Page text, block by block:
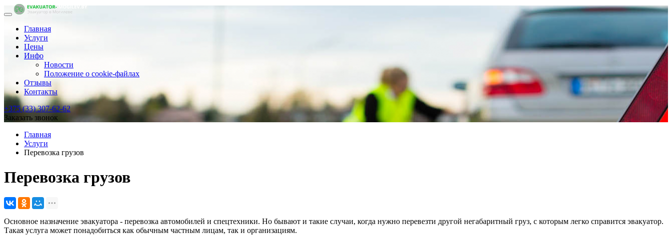
Главная
Услуги
Цены
Инфо
Новости
Положение о cookie-файлах
Отзывы
Контакты
+375 (33) 307-62-62
Заказать звонок
Главная
Услуги
Перевозка грузов
Перевозка грузов
Основное назначение эвакуатора - перевозка автомобилей и спецтехники. Но бывают и такие случаи, когда нужно перевезти другой негабаритный груз, с которым легко справится эвакуатор.
Такая услуга может понадобиться как обычным частным лицам, так и организациям.